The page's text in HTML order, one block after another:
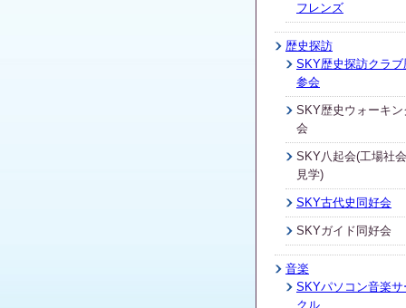
フレンズ
歴史探訪
SKY歴史探訪クラブ
参会
SKY歴史ウォーキン
会
SKY八起会(工場社会
見学)
SKY古代史同好会
SKYガイド同好会
音楽
SKYパソコン音楽サ
クル